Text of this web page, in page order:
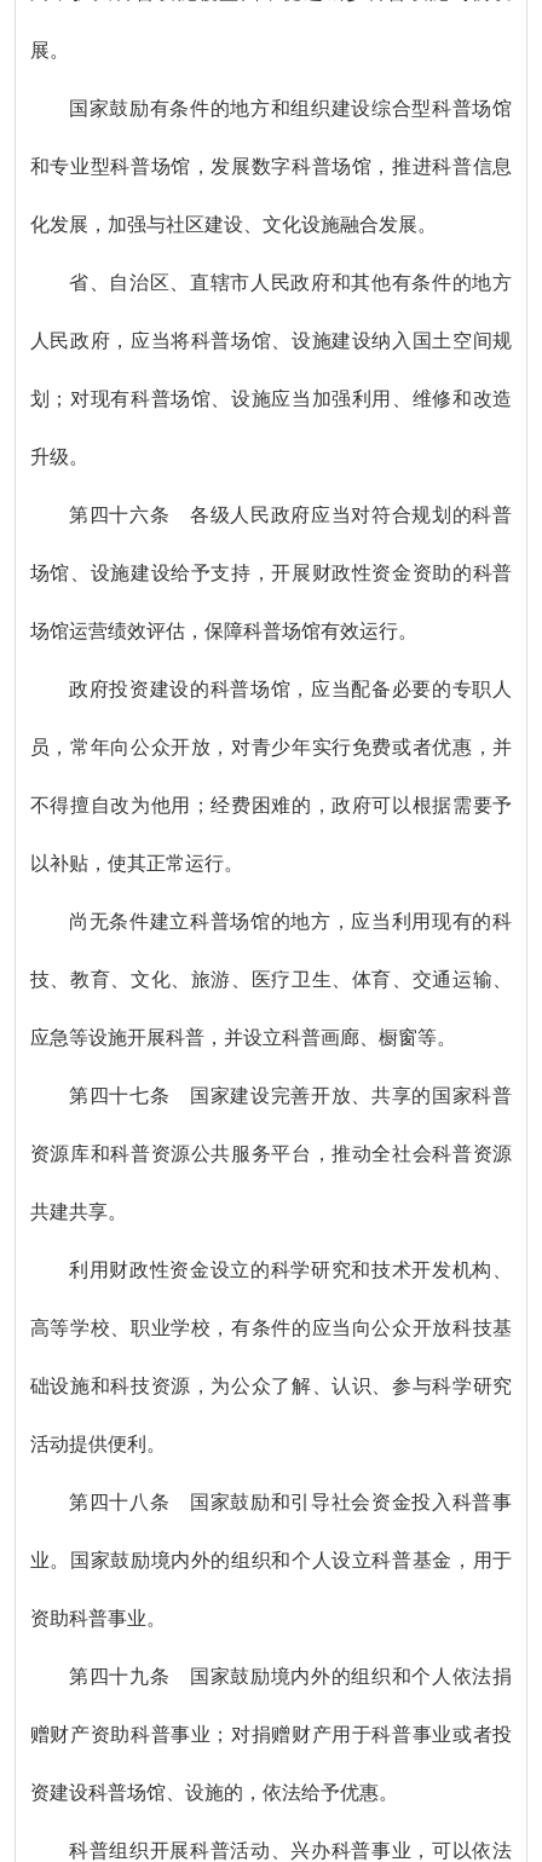
展。
国家鼓励有条件的地方和组织建设综合型科普场馆
和专业型科普场馆，发展数字科普场馆，推进科普信息
化发展，加强与社区建设、文化设施融合发展。
省、自治区、直辖市人民政府和其他有条件的地方
人民政府，应当将科普场馆、设施建设纳入国土空间规
划；对现有科普场馆、设施应当加强利用、维修和改造
升级。
第四十六条 各级人民政府应当对符合规划的科普
场馆、设施建设给予支持，开展财政性资金资助的科普
场馆运营绩效评估，保障科普场馆有效运行。
政府投资建设的科普场馆，应当配备必要的专职人
员，常年向公众开放，对青少年实行免费或者优惠，并
不得擅自改为他用；经费困难的，政府可以根据需要予
以补贴，使其正常运行。
尚无条件建立科普场馆的地方，应当利用现有的科
技、教育、文化、旅游、医疗卫生、体育、交通运输、
应急等设施开展科普，并设立科普画廊、橱窗等。
第四十七条 国家建设完善开放、共享的国家科普
资源库和科普资源公共服务平台，推动全社会科普资源
共建共享。
利用财政性资金设立的科学研究和技术开发机构、
高等学校、职业学校，有条件的应当向公众开放科技基
础设施和科技资源，为公众了解、认识、参与科学研究
活动提供便利。
第四十八条 国家鼓励和引导社会资金投入科普事
业。国家鼓励境内外的组织和个人设立科普基金，用于
资助科普事业。
第四十九条 国家鼓励境内外的组织和个人依法捐
赠财产资助科普事业；对捐赠财产用于科普事业或者投
资建设科普场馆、设施的，依法给予优惠。
科普组织开展科普活动、兴办科普事业，可以依法